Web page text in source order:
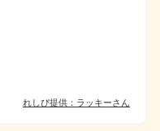
れしぴ提供：ラッキーさん